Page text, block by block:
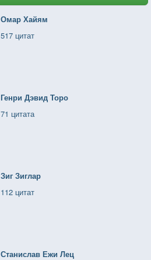
Омар Хайям
517 цитат
Генри Дэвид Торо
71 цитата
Зиг Зиглар
112 цитат
Станислав Ежи Лец